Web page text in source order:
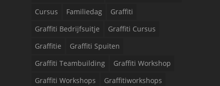
Cursus
Familiedag
Graffiti
Graffiti Bedrijfsuitje
Graffiti Cursus
Graffitie
Graffiti Spuiten
Graffiti Teambuilding
Graffiti Workshop
Graffiti Workshops
Graffitiworkshops